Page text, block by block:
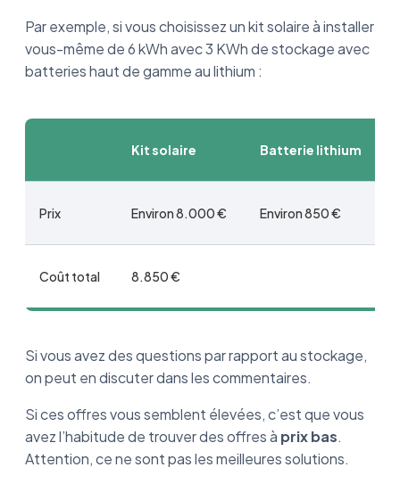
Par exemple, si vous choisissez un kit solaire à installer
vous-même de 6 kWh avec 3 KWh de stockage avec
batteries haut de gamme au lithium :
Kit solaire Batterie lithium
Prix Environ 8.000 € Environ 850 €
Coût total 8.850 €
Si vous avez des questions par rapport au stockage,
on peut en discuter dans les commentaires.
Si ces offres vous semblent élevées, c’est que vous
avez l’habitude de trouver des offres à prix bas.
Attention, ce ne sont pas les meilleures solutions.